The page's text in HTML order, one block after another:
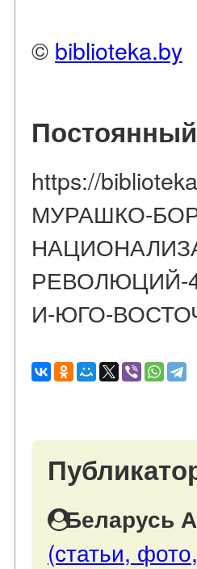
© biblioteka.by
https://
МУРАШКО-
РЕВОЛЮЦИЙ-
И-ЮГО-
Беларусь
(статьи,